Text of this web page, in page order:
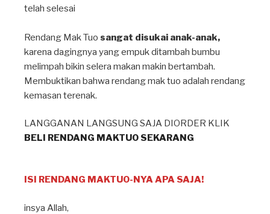
telah selesai⁣
Rendang Mak Tuo sangat disukai anak-anak,
karena dagingnya yang empuk ditambah bumbu
melimpah bikin selera makan makin bertambah⁣.
Membuktikan bahwa rendang mak tuo adalah rendang
kemasan terenak.
LANGGANAN LANGSUNG SAJA DIORDER KLIK
BELI RENDANG MAKTUO SEKARANG
ISI RENDANG MAKTUO-NYA APA SAJA!
insya Allah⁣,